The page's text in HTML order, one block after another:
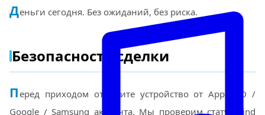
Деньги сегодня. Без ожиданий, без риска.
Безопасность сделки
П еред приходом отвяжите устройство от Apple ID /
Google / Samsung аккаунта. Мы проверим статус Find